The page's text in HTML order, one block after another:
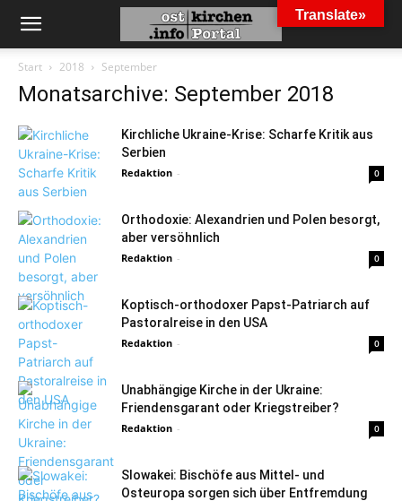
Start 2018 September
Monatsarchive: September 2018
Kirchliche Ukraine-Krise: Scharfe Kritik aus
Serbien
Redaktion - 0
Orthodoxie: Alexandrien und Polen besorgt,
aber versöhnlich
Redaktion - 0
Koptisch-orthodoxer Papst-Patriarch auf
Pastoralreise in den USA
Redaktion - 0
Unabhängige Kirche in der Ukraine:
Friendensgarant oder Kriegstreiber?
Redaktion - 0
Slowakei: Bischöfe aus Mittel- und
Osteuropa sorgen sich über Entfremdung
Translate»